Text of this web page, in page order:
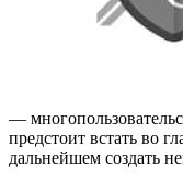
—
предстоит встать во
дальнейшем создать